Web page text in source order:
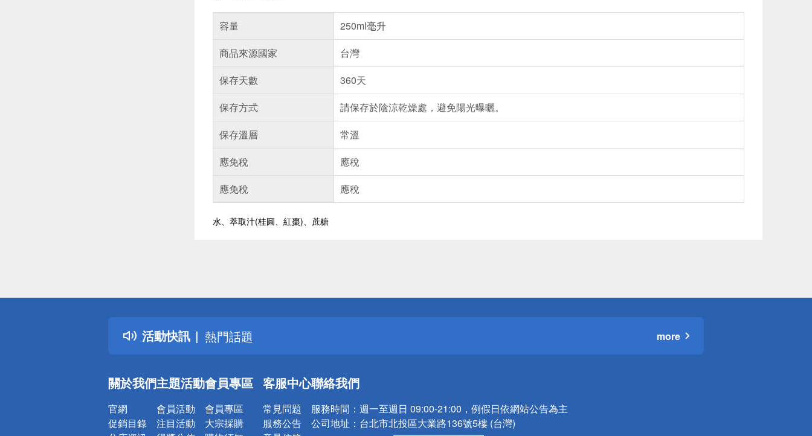
容量
250ml毫升
商品來源國家
台灣
保存天數
360天
保存方式
請保存於陰涼乾燥處，避免陽光曝曬。
保存溫層
常溫
應免稅
應稅
應免稅
應稅
水、萃取汁(桂圓、紅棗)、蔗糖
活動快訊
詐騙網頁！請小心！
得獎公告
熱門話題
銀行優惠
詐騙網頁！請小心！
more
關於我們
官網
促銷目錄
主題活動
會員活動
注目活動
會員專區
會員專區
大宗採購
客服中心
常見問題
服務公告
聯絡我們
服務時間： 週一至週日 09:00-21:00，例假日依網站公告為主
公司地址： 台北市北投區大業路136號5樓 (台灣)